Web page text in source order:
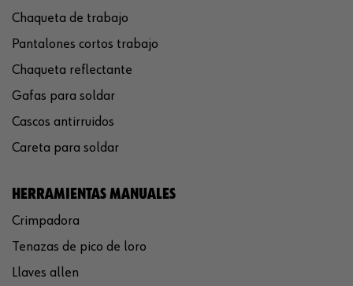
Chaqueta de trabajo
Pantalones cortos trabajo
Chaqueta reflectante
Gafas para soldar
Cascos antirruidos
Careta para soldar
HERRAMIENTAS MANUALES
Crimpadora
Tenazas de pico de loro
Llaves allen